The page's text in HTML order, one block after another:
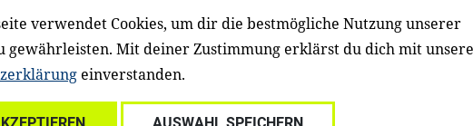
Unternehmen und anderen Stiftungen zusammen.
Über uns Spenden Für Familien
verwendet Cookies, um dir die bestmögliche Nutzung unserer
gewährleisten. Mit deiner Zustimmung erklärst du dich mit
einverstanden.